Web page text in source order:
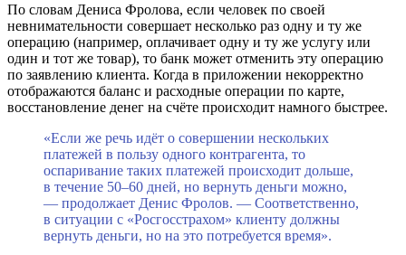
По словам Дениса Фролова, если человек по своей
невнимательности совершает несколько раз одну и ту же
операцию (например, оплачивает одну и ту же услугу или
один и тот же товар), то банк может отменить эту операцию
по заявлению клиента. Когда в приложении некорректно
отображаются баланс и расходные операции по карте,
восстановление денег на счёте происходит намного быстрее.
«Если же речь идёт о совершении нескольких
платежей в пользу одного контрагента, то
оспаривание таких платежей происходит дольше,
в течение 50–60 дней, но вернуть деньги можно,
— продолжает Денис Фролов. — Соответственно,
в ситуации с «Росгосстрахом» клиенту должны
вернуть деньги, но на это потребуется время».